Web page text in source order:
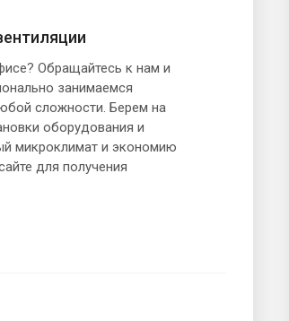
Обращайтесь к нам и
занимаемся
сложности. Берем на
оборудования и
микроклимат и экономию
для получения